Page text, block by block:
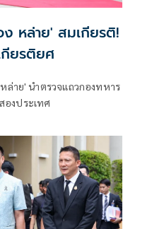
หล่าย' สมเกียรติ!
กียรติยศ
าย' นำตรวจแถวกองทหาร
องประเทศ